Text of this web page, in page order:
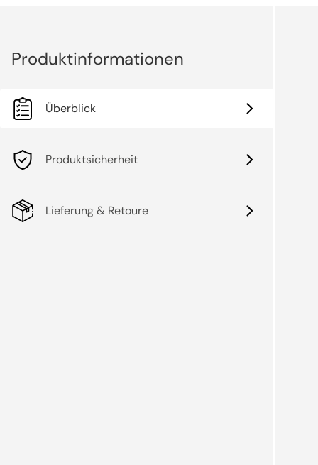
Überblick
Produktsicherheit
Lieferung & Retoure